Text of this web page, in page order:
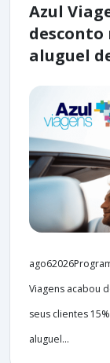
Azul
desconto
aluguel
Viagens acabou
seus clientes
aluguel...